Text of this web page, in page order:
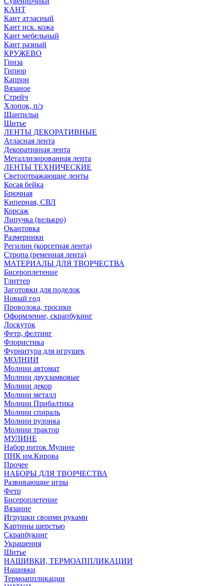
КАНТ
Кант атласный
Кант иск. кожа
Кант мебельный
Кант разный
КРУЖЕВО
Гинза
Гипюр
Капрон
Вязаное
Стрейч
Хлопок, п/э
Шантильи
Шитье
ЛЕНТЫ ДЕКОРАТИВНЫЕ
Атласная лента
Декоративная лента
Металлизированная лента
ЛЕНТЫ ТЕХНИЧЕСКИЕ
Светоотражающие ленты
Косая бейка
Брючная
Киперная, СВЛ
Корсаж
Липучка (велькро)
Окантовка
Размерники
Регилин (корсетная лента)
Стропа (ременная лента)
МАТЕРИАЛЫ ДЛЯ ТВОРЧЕСТВА
Бисероплетение
Глиттер
Заготовки для поделок
Новый год
Проволока, тросики
Оформление, скрапбукинг
Лоскуток
Фетр, фелтинг
Флористика
Фурнитура для игрушек
МОЛНИИ
Молнии автомат
Молнии двухзамковые
Молнии декор
Молнии металл
Молнии Прибалтика
Молнии спираль
Молнии рулонка
Молнии трактор
МУЛИНЕ
Набор ниток Мулине
ПНК им.Кирова
Прочее
НАБОРЫ ДЛЯ ТВОРЧЕСТВА
Развивающие игры
Фетр
Бисероплетение
Вязание
Игрушки своими руками
Картины шерстью
Скрапбукинг
Украшения
Шитье
НАШИВКИ, ТЕРМОАППЛИКАЦИИ
Нашивки
Термоаппликации